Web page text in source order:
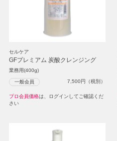
セルケア
GFプレミアム 炭酸クレンジング
業務用(400g)
一般会員 7,500円（税別）
プロ会員価格は、ログインしてご確認くだ
さい